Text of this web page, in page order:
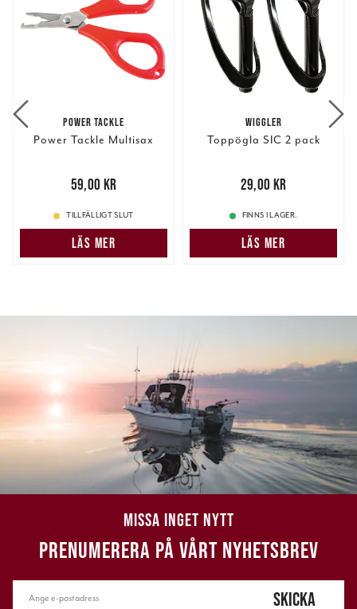
POWER TACKLE
Power Tackle Multisax
59,00 kr
59,00 kr
TILLFÄLLIGT SLUT
LÄS MER
WIGGLER
Toppögla SIC 2 pack
29,00 kr
29,00 kr
FINNS I LAGER.
LÄS MER
MISSA INGET NYTT
PRENUMERERA PÅ VÅRT NYHETSBREV
SKICKA